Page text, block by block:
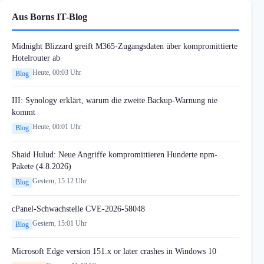
Aus Borns IT-Blog
Midnight Blizzard greift M365-Zugangsdaten über kompromittierte
Hotelrouter ab
Blog Heute, 00:03 Uhr
III: Synology erklärt, warum die zweite Backup-Warnung nie
kommt
Blog Heute, 00:01 Uhr
Shaid Hulud: Neue Angriffe kompromittieren Hunderte npm-
Pakete (4.8.2026)
Blog Gestern, 15:12 Uhr
cPanel-Schwachstelle CVE-2026-58048
Blog Gestern, 15:01 Uhr
Microsoft Edge version 151.x or later crashes in Windows 10